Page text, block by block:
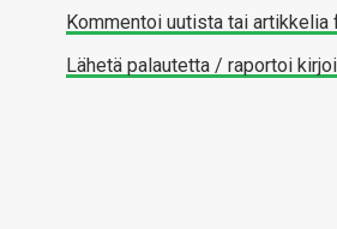
Kommentoi uutista tai artikkelia
Lähetä palautetta / raportoi